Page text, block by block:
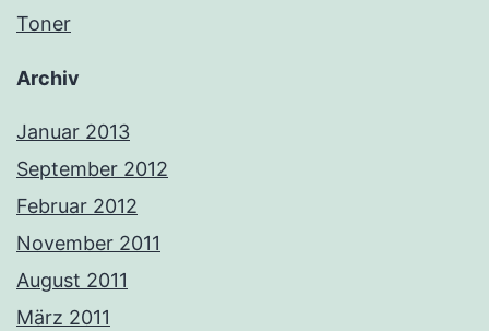
Toner
Archiv
Januar 2013
September 2012
Februar 2012
November 2011
August 2011
März 2011